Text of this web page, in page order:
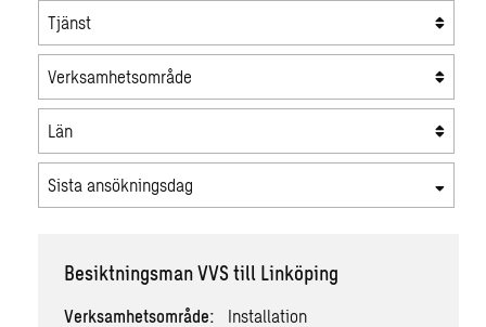
Tjänst
Verksamhetsområde
Län
Sista ansökningsdag
Besiktningsman VVS till Linköping
Verksamhetsområde:
Installation